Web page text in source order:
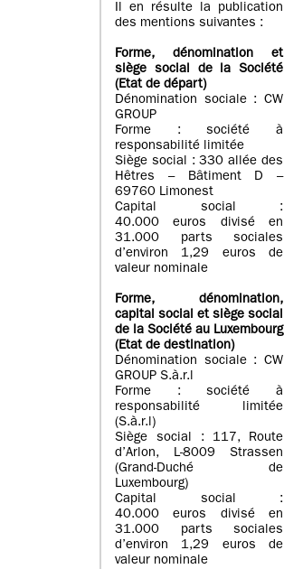
Il en résulte la publication
des mentions suivantes :
Forme, dénomination et
siège social de la Société
(Etatde départ)
Dénomination sociale : CW
GROUP
Forme : société à
responsabilité limitée
Siège social : 330 allée des
Hêtres – Bâtiment D –
69760 Limonest
Capital social :
40.000 euros divisé en
31.000 parts sociales
d’environ 1,29 euros de
valeur nominale
Forme, dénomination,
capital social et siège social
de la Société au Luxembourg
(Etat de destination)
Dénomination sociale : CW
GROUP S.à.r.l
Forme : société à
responsabilité limitée
(S.à.r.l)
Siège social : 117, Route
d’Arlon, L-8009 Strassen
(Grand-Duché de
Luxembourg)
Capital social :
40.000 euros divisé en
31.000 parts sociales
d’environ 1,29 euros de
valeur nominale